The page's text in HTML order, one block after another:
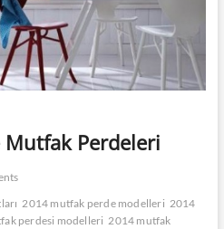
Perdeleri
2014 mutfak perde modelleri 2014
perdesi modelleri 2014 mutfak